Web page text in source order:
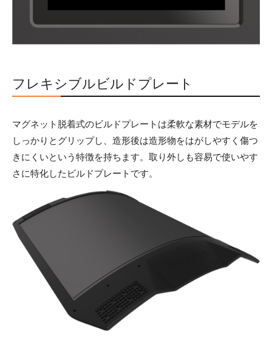
フレキシブルビルドプレート
マグネット脱着式のビルドプレートは柔軟な素材でモデルを
しっかりとグリップし、造形後は造形物をはがしやすく傷つ
きにくいという特徴を持ちます。取り外しも容易で使いやす
さに特化したビルドプレートです。